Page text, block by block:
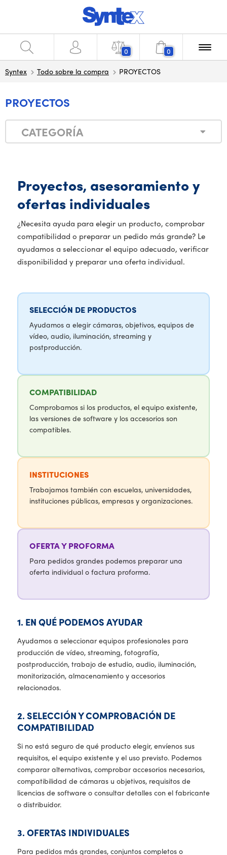
0 0
Syntex Todo sobre la compra PROYECTOS
PROYECTOS
CATEGORÍA
Proyectos, asesoramiento y
ofertas individuales
¿Necesita ayuda para elegir un producto, comprobar
compatibilidad o preparar un pedido más grande? Le
ayudamos a seleccionar el equipo adecuado, verificar
disponibilidad y preparar una oferta individual.
SELECCIÓN DE PRODUCTOS
Ayudamos a elegir cámaras, objetivos, equipos de
vídeo, audio, iluminación, streaming y
postproducción.
COMPATIBILIDAD
Comprobamos si los productos, el equipo existente,
las versiones de software y los accesorios son
compatibles.
INSTITUCIONES
Trabajamos también con escuelas, universidades,
instituciones públicas, empresas y organizaciones.
OFERTA Y PROFORMA
Para pedidos grandes podemos preparar una
oferta individual o factura proforma.
1. EN QUÉ PODEMOS AYUDAR
Ayudamos a seleccionar equipos profesionales para
producción de vídeo, streaming, fotografía,
postproducción, trabajo de estudio, audio, iluminación,
monitorización, almacenamiento y accesorios
relacionados.
2. SELECCIÓN Y COMPROBACIÓN DE
COMPATIBILIDAD
Si no está seguro de qué producto elegir, envíenos sus
requisitos, el equipo existente y el uso previsto. Podemos
comparar alternativas, comprobar accesorios necesarios,
compatibilidad de cámaras u objetivos, requisitos de
licencias de software o consultar detalles con el fabricante
o distribuidor.
3. OFERTAS INDIVIDUALES
Para pedidos más grandes, conjuntos completos o